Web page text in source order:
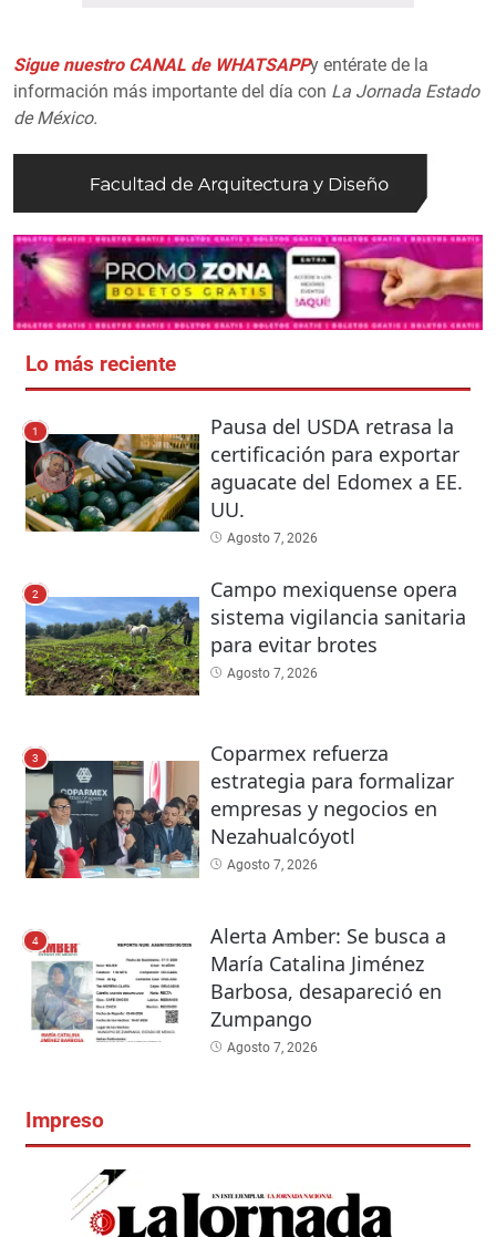
Sigue nuestro CANAL de WHATSAPPy entérate de la
información más importante del día con La Jornada Estado
de México.
Lo más reciente
1
Pausa del USDA retrasa la
certificación para exportar
aguacate del Edomex a EE.
UU.
Agosto 7, 2026
2
Campo mexiquense opera
sistema vigilancia sanitaria
para evitar brotes
Agosto 7, 2026
3
Coparmex refuerza
estrategia para formalizar
empresas y negocios en
Nezahualcóyotl
Agosto 7, 2026
4
Alerta Amber: Se busca a
María Catalina Jiménez
Barbosa, desapareció en
Zumpango
Agosto 7, 2026
Impreso